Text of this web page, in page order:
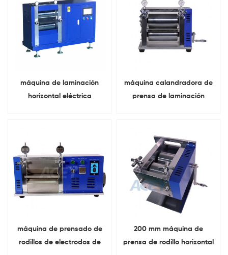
máquina de laminación
horizontal eléctrica
máquina calandradora de
prensa de laminación
batería
máquina de prensado de
rodillos de electrodos de
200 mm máquina de
prensa de rodillo horizontal